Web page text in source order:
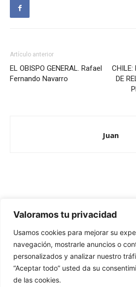
Valoramos tu privacidad
Usamos cookies para mejorar su
navegación, mostrarle anuncios o
personalizados y analizar nuestro
“Aceptar todo” usted da su
de las cookies.
Artículo anterior
EL OBISPO GENERAL. Rafael
Fernando Navarro
CHILE:
DE
Juan
Redes Cristianas
Una mirada alternativa sobre la Iglesia
- Colectivos de Redes Cristianas